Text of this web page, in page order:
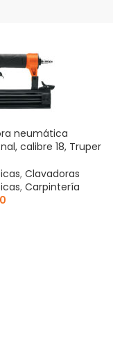
neumática
calibre 18, Truper
, Clavadoras
, Carpintería